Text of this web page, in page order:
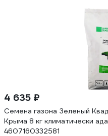
4 635 ₽
Семена газона Зеленый
Крыма 8 кг климатически
4607160332581